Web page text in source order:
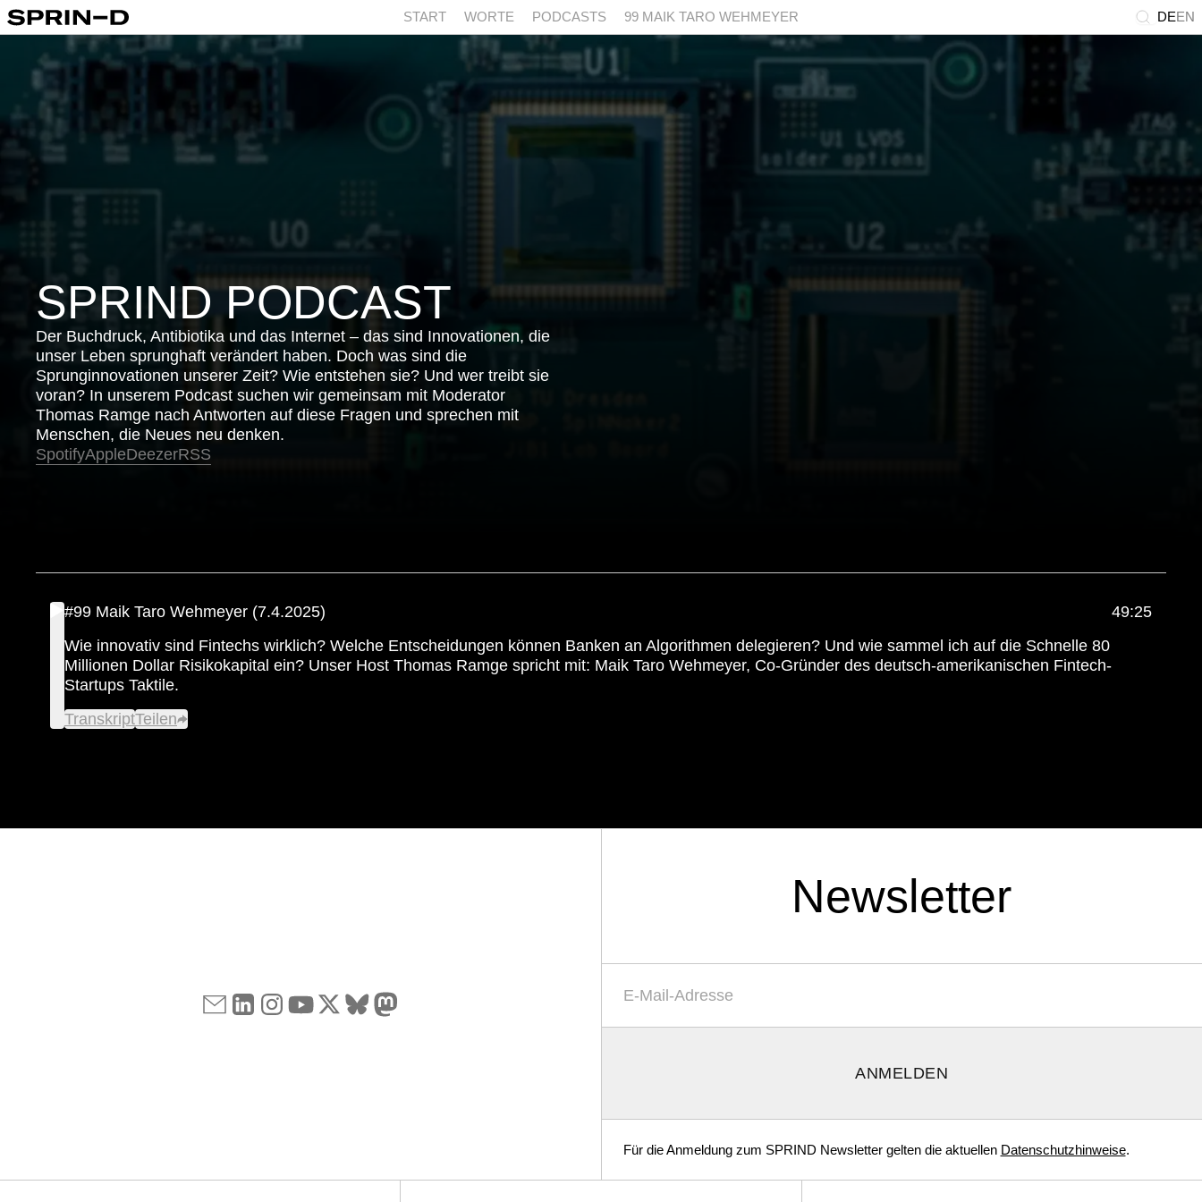
START WORTE PODCASTS 99 MAIK TARO WEHMEYER DEEN
SPRIND PODCAST
Der Buchdruck, Antibiotika und das Internet – das sind Innovationen, die
unser Leben sprunghaft verändert haben. Doch was sind die
Sprunginnovationen unserer Zeit? Wie entstehen sie? Und wer treibt sie
voran? In unserem Podcast suchen wir gemeinsam mit Moderator
Thomas Ramge nach Antworten auf diese Fragen und sprechen mit
Menschen, die Neues neu denken.
SpotifyAppleDeezerRSS
#99 Maik Taro Wehmeyer (7.4.2025)
49:25
Wie innovativ sind Fintechs wirklich? Welche Entscheidungen können Banken an Algorithmen delegieren? Und wie sammel ich auf die Schnelle 80
Millionen Dollar Risikokapital ein? Unser Host Thomas Ramge spricht mit: Maik Taro Wehmeyer, Co-Gründer des deutsch-amerikanischen Fintech-
Startups Taktile.
TranskriptTeilen
Newsletter
ANMELDEN
Für die Anmeldung zum SPRIND Newsletter gelten die aktuellen Datenschutzhinweise.